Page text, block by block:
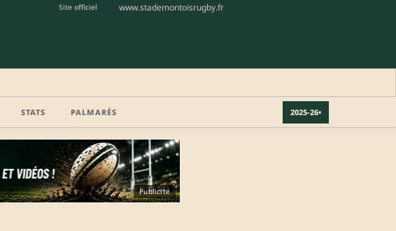
Site officiel www.stademontoisrugby.fr
STATS PALMARÈS 2025-26▾
Publicité